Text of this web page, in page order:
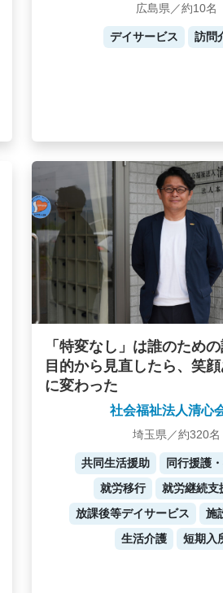
広島県／約10名
デイサービス 訪問
「特変なし」は誰のため
目的から見直したら、笑
に変わった
社会福祉法人清心
埼玉県／約320名
共同生活援助
同行援護
就労移行
就労継続支
放課後等デイサービス
施
生活介護
短期入